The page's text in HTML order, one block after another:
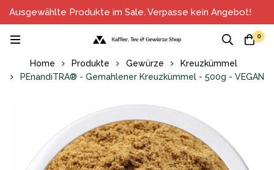
Ausgewählte Produkte im Sale. Verpasse kein Angebot!
0
Home Produkte Gewürze
Kreuzkümmel
PEnandiTRA® - Gemahlener Kreuzkümmel - 500g - VEGAN